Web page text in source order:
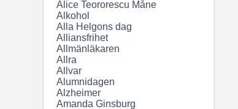
Alice Teororescu Måne
Alkohol
Alla Helgons dag
Alliansfrihet
Allmänläkaren
Allra
Allvar
Alumnidagen
Alzheimer
Amanda Ginsburg